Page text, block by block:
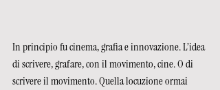
In principio fu cinema, grafia e innovazione. L’idea
di scrivere, grafare, con il movimento, cine. O di
scrivere il movimento. Quella locuzione ormai